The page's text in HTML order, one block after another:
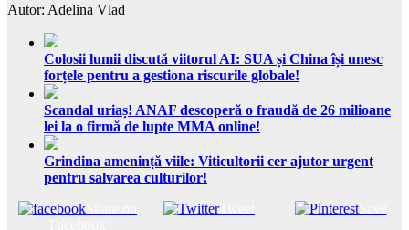
Autor: Adelina Vlad
Colosii lumii discută viitorul AI: SUA și China își unesc
forțele pentru a gestiona riscurile globale!
Scandal uriaș! ANAF descoperă o fraudă de 26 milioane
lei la o firmă de lupte MMA online!
Grindina amenință viile: Viticultorii cer ajutor urgent
pentru salvarea culturilor!
Tweet Save